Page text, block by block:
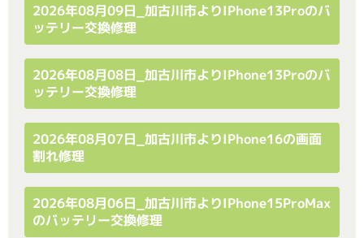
2026年08月09日_加古川市よりiPhone13Proのバ
ッテリー交換修理
2026年08月08日_加古川市よりiPhone13Proのバ
ッテリー交換修理
2026年08月07日_加古川市よりiPhone16の画面
割れ修理
2026年08月06日_加古川市よりiPhone15ProMax
のバッテリー交換修理